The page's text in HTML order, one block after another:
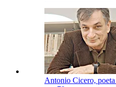
Antonio Cicero,